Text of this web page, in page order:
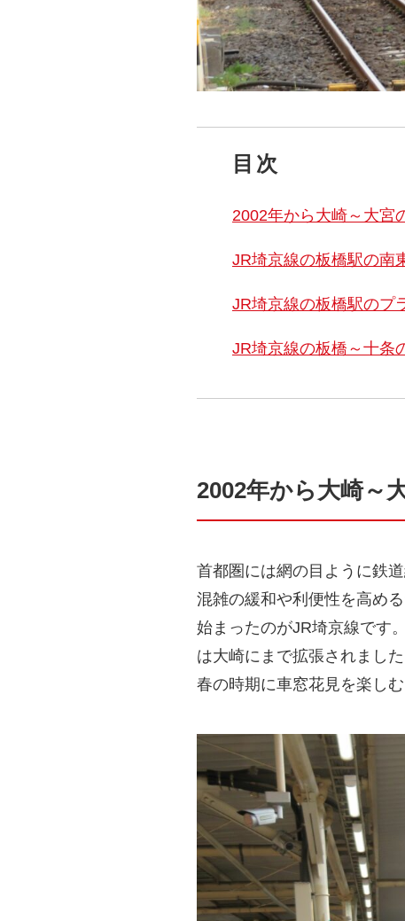
目次
2002年から大崎～大宮
JR埼京線の板橋駅の南
JR埼京線の板橋駅のプ
JR埼京線の板橋～十条
2002年から大崎～
首都圏には網の目ように鉄
混雑の緩和や利便性を高め
始まったのがJR埼京線です
は大崎にまで拡張されまし
春の時期に車窓花見を楽しむ